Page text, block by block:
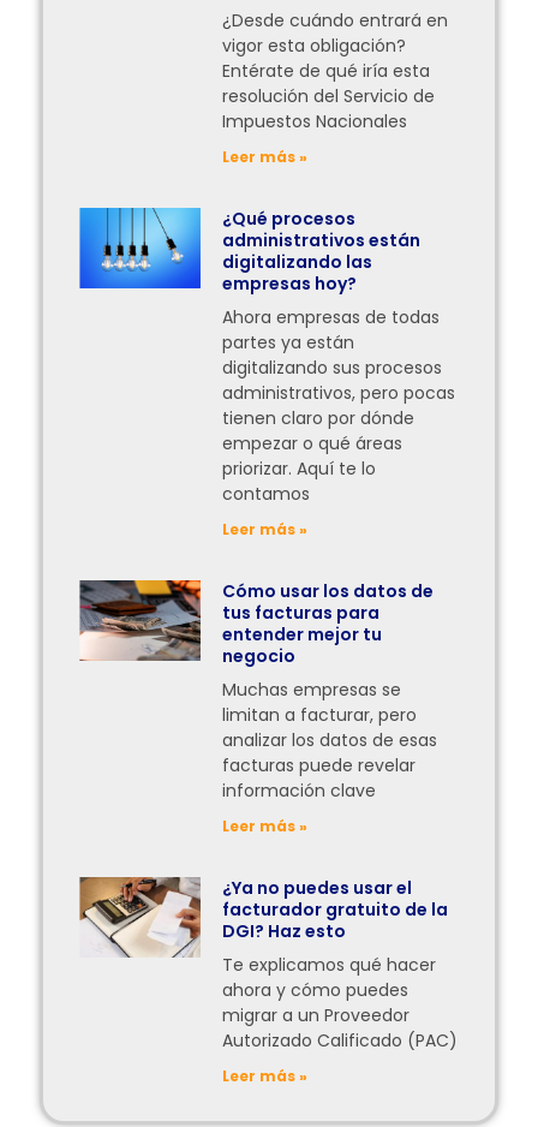
¿Desde cuándo entrará en
vigor esta obligación?
Entérate de qué iría esta
resolución del Servicio de
Impuestos Nacionales
Leer más »
¿Qué procesos
administrativos están
digitalizando las
empresas hoy?
Ahora empresas de todas
partes ya están
digitalizando sus procesos
administrativos, pero pocas
tienen claro por dónde
empezar o qué áreas
priorizar. Aquí te lo
contamos
Leer más »
Cómo usar los datos de
tus facturas para
entender mejor tu
negocio
Muchas empresas se
limitan a facturar, pero
analizar los datos de esas
facturas puede revelar
información clave
Leer más »
¿Ya no puedes usar el
facturador gratuito de la
DGI? Haz esto
Te explicamos qué hacer
ahora y cómo puedes
migrar a un Proveedor
Autorizado Calificado (PAC)
Leer más »